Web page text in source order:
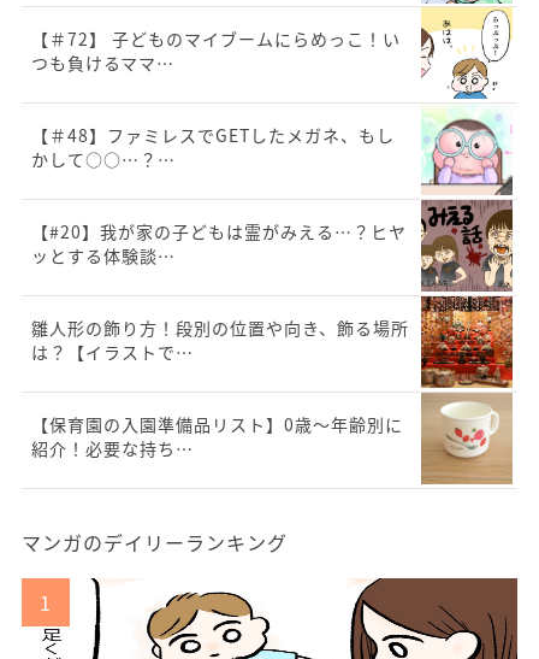
【＃72】 子どものマイブームにらめっこ！い
つも負けるママ…
【＃48】ファミレスでGETしたメガネ、もし
かして○○…？…
【#20】我が家の子どもは霊がみえる…？ヒヤ
ッとする体験談…
雛人形の飾り方！段別の位置や向き、飾る場所
は？【イラストで…
【保育園の入園準備品リスト】0歳～年齢別に
紹介！必要な持ち…
マンガのデイリーランキング